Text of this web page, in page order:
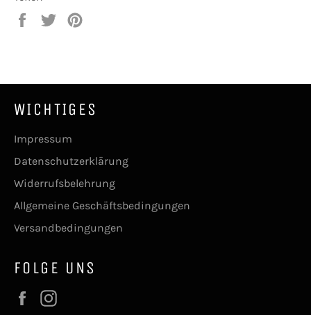
Auf
Auf
WICHTIGES
Impressum
Datenschutzerklärung
Widerrufsbelehrung
Allgemeine Geschäftsbedingungen
Versandbedingungen
FOLGE UNS
Facebook